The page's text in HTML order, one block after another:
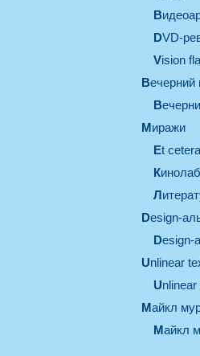
DVD-
Vision
миражи
et cetera
design-
unlinear
майкл
майкл